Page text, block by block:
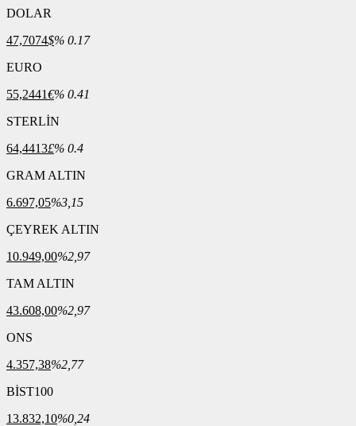
DOLAR
47,7074$% 0.17
EURO
55,2441€% 0.41
STERLİN
64,4413£% 0.4
GRAM ALTIN
6.697,05%3,15
ÇEYREK ALTIN
10.949,00%2,97
TAM ALTIN
43.608,00%2,97
ONS
4.357,38%2,77
BİST100
13.832,10%0,24